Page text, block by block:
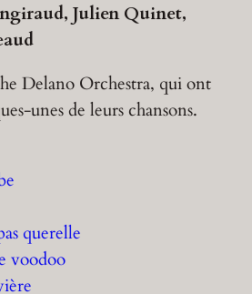
Julien Quinet,
Delano Orchestra, qui ont
unes de leurs chansons.
querelle
voodoo